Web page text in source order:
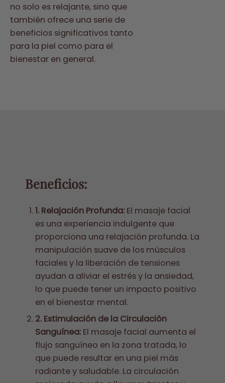
no solo es relajante, sino que
también ofrece una serie de
beneficios significativos tanto
para la piel como para el
bienestar en general.
Beneficios:
1. Relajación Profunda: El masaje facial
es una experiencia indulgente que
proporciona una relajación profunda. La
manipulación suave de los músculos
faciales y la liberación de tensiones
ayudan a aliviar el estrés y la ansiedad,
lo que puede tener un impacto positivo
en el bienestar mental.
2. Estimulación de la Circulación
Sanguínea: El masaje facial aumenta el
flujo sanguíneo en la zona tratada, lo
que puede resultar en una piel más
radiante y saludable. La circulación